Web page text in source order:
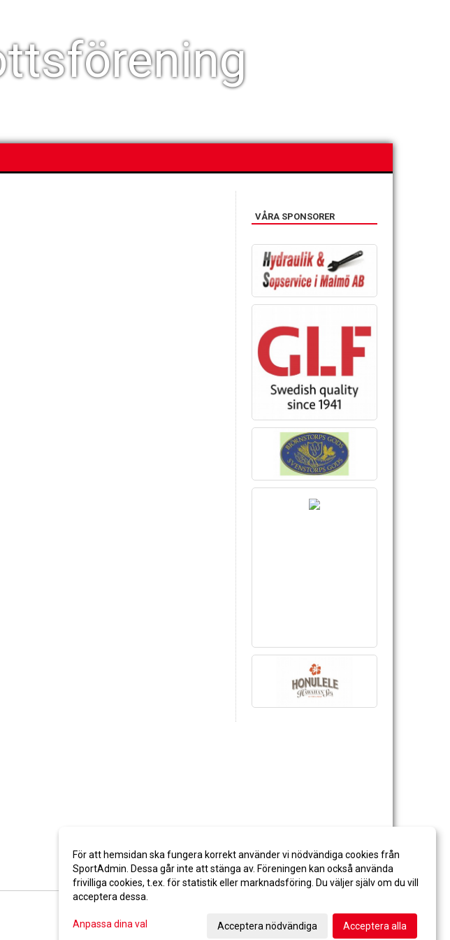
VÅRA SPONSORER
För att hemsidan ska fungera korrekt använder vi nödvändiga cookies från
SportAdmin. Dessa går inte att stänga av. Föreningen kan också använda
frivilliga cookies, t.ex. för statistik eller marknadsföring. Du väljer själv om du vill
acceptera dessa.
Anpassa dina val Acceptera nödvändiga Acceptera alla